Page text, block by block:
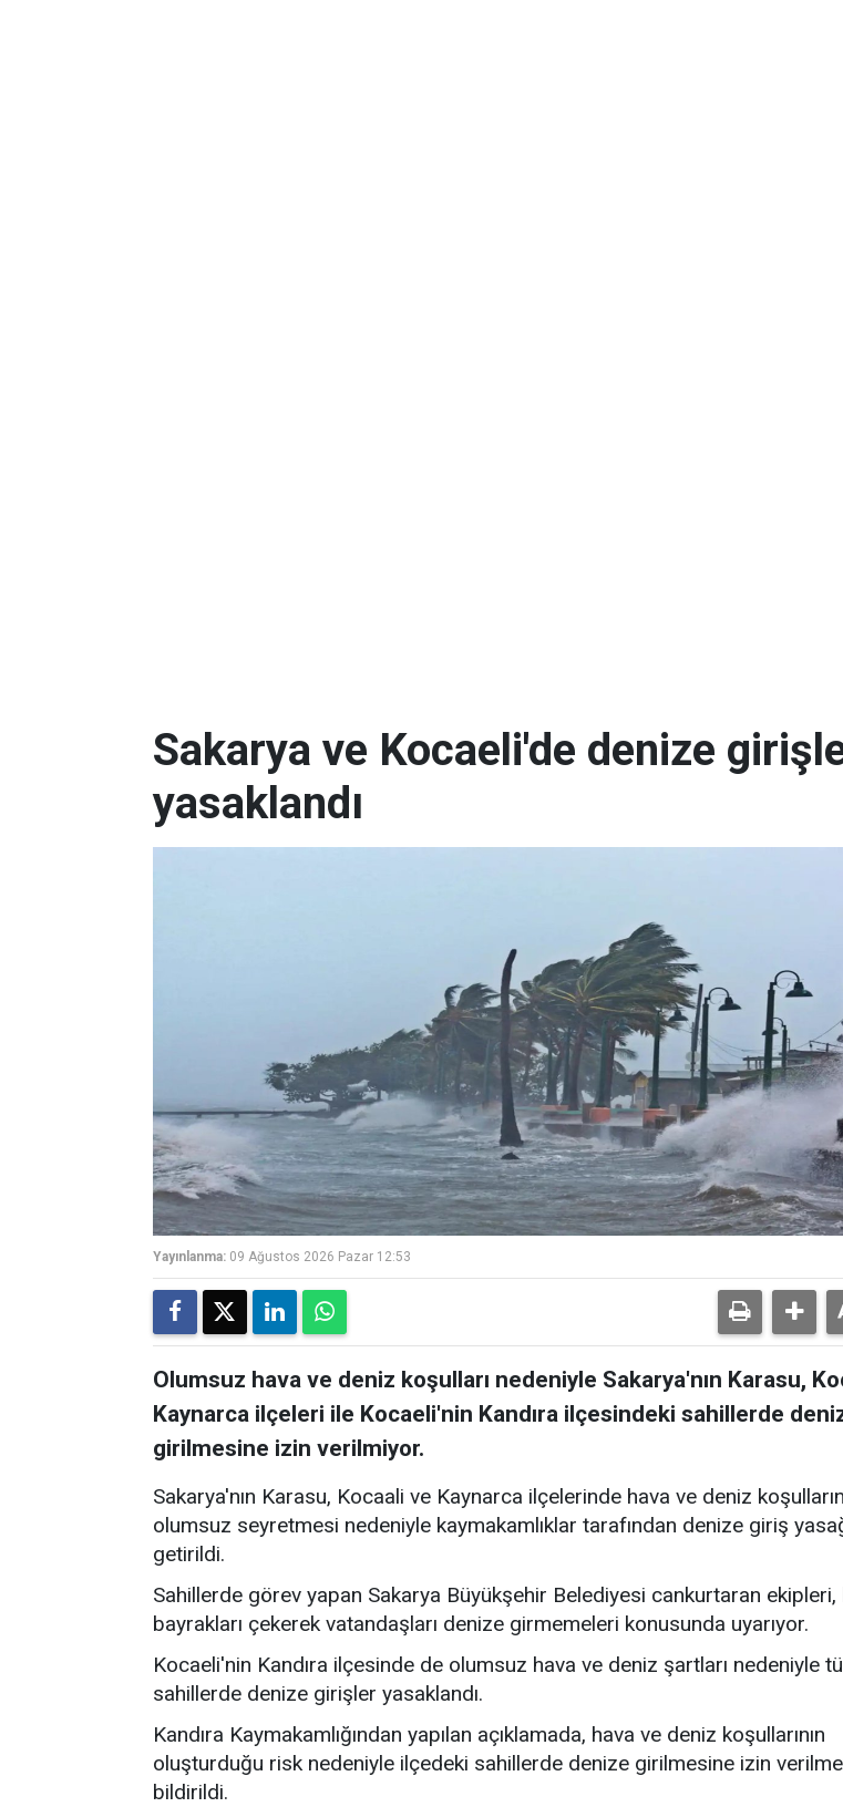
Sakarya ve Kocaeli'de denize
yasaklandı
Yayınlanma: 09 Ağustos 2026 Pazar 12:53
Olumsuz hava ve deniz koşulları nedeniyle Sakarya'nın Karasu,
Kaynarca ilçeleri ile Kocaeli'nin Kandıra ilçesindeki sahillerde
girilmesine izin verilmiyor.
Sakarya'nın Karasu, Kocaali ve Kaynarca ilçelerinde hava ve deniz
olumsuz seyretmesi nedeniyle kaymakamlıklar tarafından denize giriş
getirildi.
Sahillerde görev yapan Sakarya Büyükşehir Belediyesi cankurtaran ekipleri,
bayrakları çekerek vatandaşları denize girmemeleri konusunda uyarıyor.
Kocaeli'nin Kandıra ilçesinde de olumsuz hava ve deniz şartları nedeniyle
sahillerde denize girişler yasaklandı.
Kandıra Kaymakamlığından yapılan açıklamada, hava ve deniz koşullarının
oluşturduğu risk nedeniyle ilçedeki sahillerde denize girilmesine izin
bildirildi.